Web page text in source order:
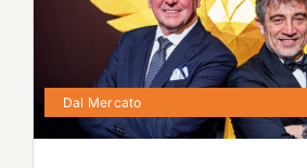
Dal Mercato